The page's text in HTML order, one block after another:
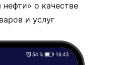
о качестве
и услуг